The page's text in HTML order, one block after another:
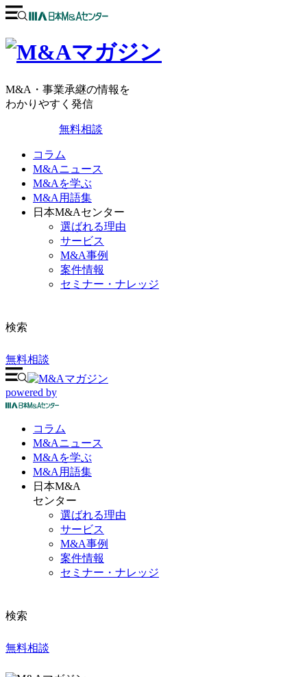
M&A・事業承継の情報を
わかりやすく発信
無料相談
コラム
M&Aニュース
M&Aを学ぶ
M&A用語集
日本M&Aセンター
選ばれる理由
サービス
M&A事例
案件情報
セミナー・ナレッジ
検索
無料相談
powered by
コラム
M&Aニュース
M&Aを学ぶ
M&A 用語集
日本M&A
センター
選ばれる理由
サービス
M&A事例
案件情報
セミナー・ナレッジ
検索
無料相談